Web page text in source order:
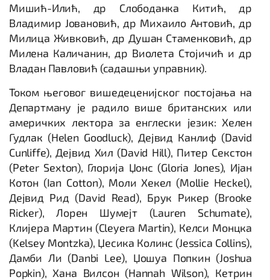
Мишић-Илић, др Слободанка Китић, др
Владимир Јовановић, др Михаило Антовић, др
Милица Живковић, др Душан Стаменковић, др
Милена Каличанин, др Виолета Стојичић и др
Владан Павловић (садашњи управник).
Током његовог вишедеценијског постојања на
Департману је радило више британских или
америчких лектора за енглески језик: Хелен
Гудлак (Helen Goodluck), Дејвид Канлиф (David
Cunliffe), Дејвид Хил (David Hill), Питер Секстон
(Peter Sexton), Глорија Џонс (Gloria Jones), Ијан
Котон (Ian Cotton), Моли Хекел (Mollie Heckel),
Дејвид Рид (David Read), Брук Рикер (Brooke
Ricker), Лорен Шумејт (Lauren Schumate),
Клијера Мартин (Cleyera Martin), Келси Монцка
(Kelsey Montzka), Џесика Колинс (Jessica Collins),
Дамби Ли (Danbi Lee), Џошуа Попкин (Joshua
Popkin), Хана Вилсон (Hannah Wilson), Кетрин